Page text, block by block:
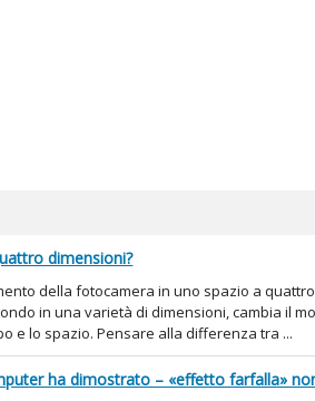
dimensioni?
della fotocamera in uno spazio a
in una varietà di dimensioni, cambia il
e lo spazio. Pensare alla differenza tra ...
ha dimostrato – «effetto farfalla»